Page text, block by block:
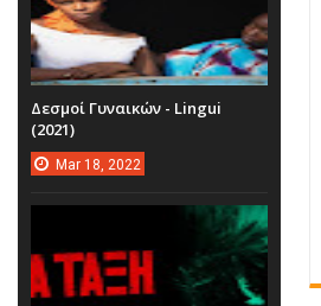
Δεσμοί Γυναικών - Lingui
(2021)
Mar 18, 2022